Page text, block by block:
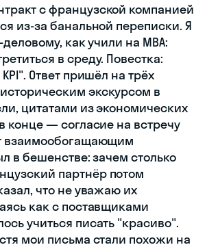
с французской компанией
из-за банальной переписки. Я
деловому, как учили на МВА:
в среду. Повестка:
Ответ пришёл на трёх
экскурсом в
цитатами из экономических
конце — согласие на встречу
взаимообогащающим
в бешенстве: зачем столько
партнёр потом
что не уважаю их
как с поставщиками
учиться писать "красиво".
мои письма стали похожи на